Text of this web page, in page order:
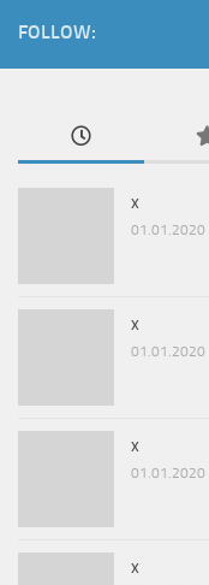
FOLLOW:
x
01.01.2020
x
01.01.2020
x
01.01.2020
x